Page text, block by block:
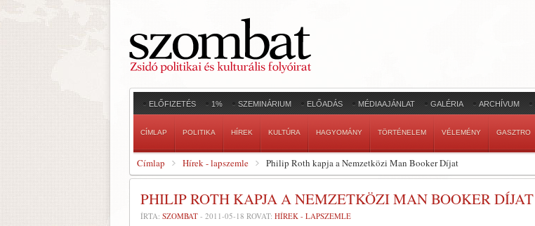
ELŐFIZETÉS 1% SZEMINÁRIUM ELŐADÁS MÉDIAAJÁNLAT GALÉRIA ARCHÍVUM
CÍMLAP POLITIKA HÍREK KULTÚRA HAGYOMÁNY TÖRTÉNELEM VÉLEMÉNY GASZTRO
Címlap Hírek - lapszemle Philip Roth kapja a Nemzetközi Man Booker Díjat
PHILIP ROTH KAPJA A NEMZETKÖZI MAN BOOKER DÍJAT
ÍRTA: SZOMBAT - 2011-05-18 ROVAT: HÍREK - LAPSZEMLE